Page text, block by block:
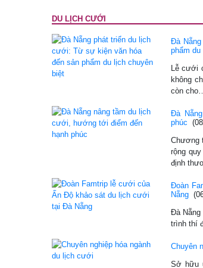
DU LỊCH CƯỚI
Đà
phẩm
Lễ cưới
không
còn
Đà
phúc
Chương
rộng
định
Đoàn
Nẵng
Đà Nẵng
trình thí
Chuyên
Sở hữu